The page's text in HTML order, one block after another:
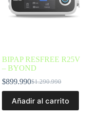
BIPAP RESFREE R25V
– BYOND
$1.290.990
$899.990
Añadir al carrito